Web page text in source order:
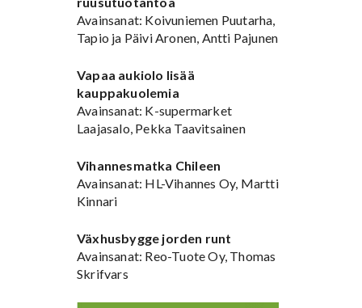
Avainsanat: Koivuniemen Puutarha,
Tapio ja Päivi Aronen, Antti Pajunen
Vapaa aukiolo lisää
kauppakuolemia
Avainsanat: K-supermarket
Laajasalo, Pekka Taavitsainen
Vihannesmatka Chileen
Avainsanat: HL-Vihannes Oy, Martti
Kinnari
Växhusbygge jorden runt
Avainsanat: Reo-Tuote Oy, Thomas
Skrifvars